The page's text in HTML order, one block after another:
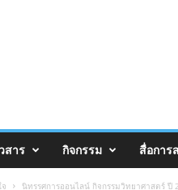
สาร กิจกรรม สื่อการ
นิทรรศการออนไลน์ กิจกรรมวิทยาศาสตร์ ปี